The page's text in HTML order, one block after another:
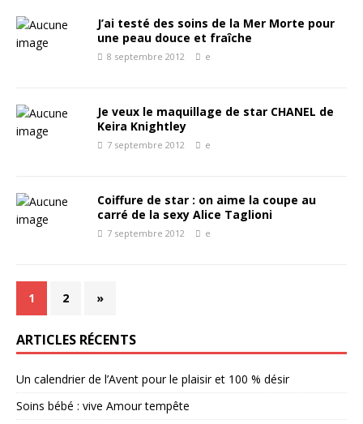
J’ai testé des soins de la Mer Morte pour
une peau douce et fraîche
8 septembre 2012 e
Je veux le maquillage de star CHANEL de
Keira Knightley
7 septembre 2012 e
Coiffure de star : on aime la coupe au
carré de la sexy Alice Taglioni
7 septembre 2012 e
1 2 »
ARTICLES RÉCENTS
Un calendrier de l’Avent pour le plaisir et 100 % désir
Soins bébé : vive Amour tempête